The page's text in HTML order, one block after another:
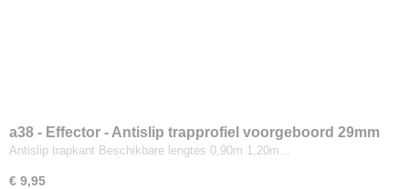
a38 - Effector - Antislip trapprofiel voorgeboord 29mm
Antislip trapkant Beschikbare lengtes 0,90m 1,20m…
€ 9,95